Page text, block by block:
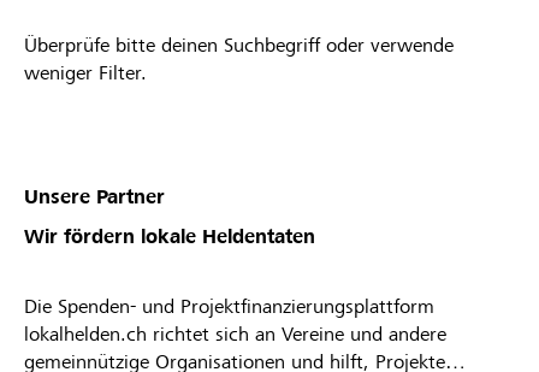
Überprüfe bitte deinen Suchbegriff oder verwende
weniger Filter.
Unsere Partner
Wir fördern lokale Heldentaten
Die Spenden- und Projektfinanzierungsplattform
lokalhelden.ch richtet sich an Vereine und andere
gemeinnützige Organisationen und hilft, Projekte